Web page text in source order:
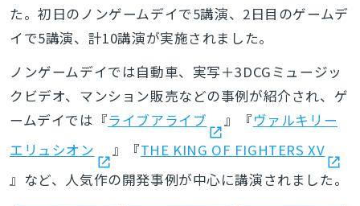
た。初日のノンゲームデイで5講演、2日目のゲームデ
イで5講演、計10講演が実施されました。
ノンゲームデイで は自動車、実写＋3DCGミュージッ
クビデオ、マンション販売などの事例が紹介され、ゲ
ームデイでは 『ライブアライブ 』 『ヴァルキリー
エリュシオン
』『THE KING OF FIGHTERS XV
』など、
人気作の開発事例が中心に講演されました。